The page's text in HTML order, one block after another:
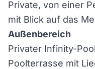
Private, von einer
mit Blick auf das
Außenbereich
Privater Infinity-
Poolterrasse mit